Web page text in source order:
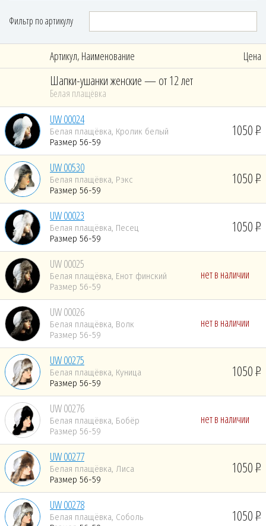
Фильтр по артикулу
Артикул, Наименование Цена
Шапки-ушанки женские — от 12 лет
Белая плащёвка
UW 00024
Белая плащёвка, Кролик белый
Размер 56-59
1050
UW 00530
Белая плащёвка, Рэкс
Размер 56-59
1050
UW 00023
Белая плащёвка, Песец
Размер 56-59
1050
UW 00025
Белая плащёвка, Енот финский
Размер 56-59
нет в наличии
UW 00026
Белая плащёвка, Волк
Размер 56-59
нет в наличии
UW 00275
Белая плащёвка, Куница
Размер 56-59
1050
UW 00276
Белая плащёвка, Бобёр
Размер 56-59
нет в наличии
UW 00277
Белая плащёвка, Лиса
Размер 56-59
1050
UW 00278
Белая плащёвка, Соболь
1050